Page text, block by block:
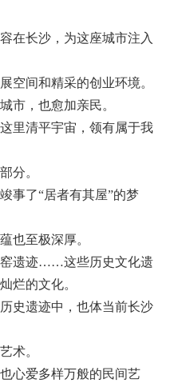
在长沙，为这座城市注入
空间和精采的创业环境。
市，也愈加亲民。
里清平宇宙，领有属于我
分。
事了“居者有其屋”的梦
也至极深厚。
窑遗迹……这些历史文化遗
烂的文化。
史遗迹中，也体当前长沙
术。
心爱多样万般的民间艺